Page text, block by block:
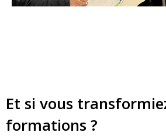
Et si vous
formations ?